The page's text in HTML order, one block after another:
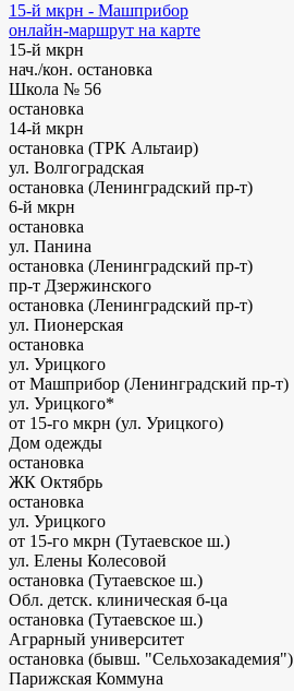
15-й мкрн - Машприбор
онлайн-маршрут на карте
15-й мкрн
нач./кон. остановка
Школа № 56
остановка
14-й мкрн
остановка (ТРК Альтаир)
ул. Волгоградская
остановка (Ленинградский пр-т)
6-й мкрн
остановка
ул. Панина
остановка (Ленинградский пр-т)
пр-т Дзержинского
остановка (Ленинградский пр-т)
ул. Пионерская
остановка
ул. Урицкого
от Машприбор (Ленинградский пр-т)
ул. Урицкого*
от 15-го мкрн (ул. Урицкого)
Дом одежды
остановка
ЖК Октябрь
остановка
ул. Урицкого
от 15-го мкрн (Тутаевское ш.)
ул. Елены Колесовой
остановка (Тутаевское ш.)
Обл. детск. клиническая б-ца
остановка (Тутаевское ш.)
Аграрный университет
остановка (бывш. "Сельхозакадемия")
Парижская Коммуна